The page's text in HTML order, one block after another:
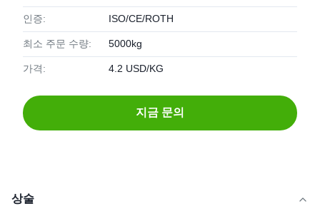
인증: ISO/CE/ROTH
최소 주문 수량: 5000kg
가격: 4.2 USD/KG
지금 문의
상술